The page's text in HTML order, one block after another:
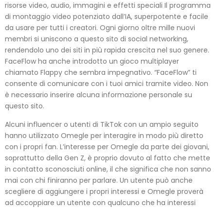
risorse video, audio, immagini e effetti speciali Il programma
di montaggio video potenziato dall’IA, superpotente e facile
da usare per tutti i creatori. Ogni giorno oltre mille nuovi
membri si uniscono a questo sito di social networking,
rendendolo uno dei siti in più rapida crescita nel suo genere.
FaceFlow ha anche introdotto un gioco multiplayer
chiamato Flappy che sembra impegnativo. “FaceFlow” ti
consente di comunicare con i tuoi amici tramite video. Non
è necessario inserire alcuna informazione personale su
questo sito.
Alcuni influencer o utenti di TikTok con un ampio seguito
hanno utilizzato Omegle per interagire in modo più diretto
con i propri fan. L’interesse per Omegle da parte dei giovani,
soprattutto della Gen Z, è proprio dovuto al fatto che mette
in contatto sconosciuti online, il che significa che non sanno
mai con chi finiranno per parlare. Un utente può anche
scegliere di aggiungere i propri interessi e Omegle proverà
ad accoppiare un utente con qualcuno che ha interessi